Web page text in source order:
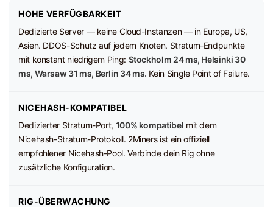
HOHE VERFÜGBARKEIT
Dedizierte Server — keine Cloud-Instanzen — in Europa, US,
Asien. DDOS-Schutz auf jedem Knoten. Stratum-Endpunkte
mit konstant niedrigem Ping: Stockholm 24 ms, Helsinki 30
ms, Warsaw 31 ms, Berlin 34 ms. Kein Single Point of Failure.
NICEHASH-KOMPATIBEL
Dedizierter Stratum-Port, 100% kompatibel mit dem
Nicehash-Stratum-Protokoll. 2Miners ist ein offiziell
empfohlener Nicehash-Pool. Verbinde dein Rig ohne
zusätzliche Konfiguration.
RIG-ÜBERWACHUNG